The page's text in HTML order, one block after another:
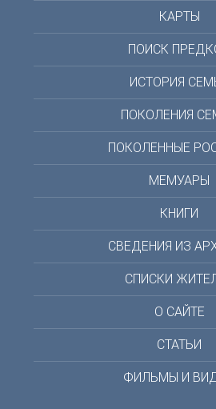
КАРТЫ
ПОИСК
ИСТОРИЯ
ПОКОЛЕНИЯ
ПОКОЛЕННЫЕ
МЕМУАРЫ
КНИГИ
СВЕДЕНИЯ ИЗ
СПИСКИ
О САЙТЕ
СТАТЬИ
ФИЛЬМЫ И